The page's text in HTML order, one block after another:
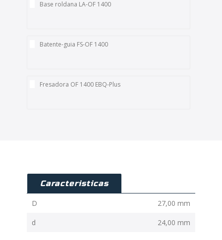
Base roldana LA-OF 1400
Batente-guia FS-OF 1400
Fresadora OF 1400 EBQ-Plus
Caracteristicas
D 27,00 mm
d 24,00 mm